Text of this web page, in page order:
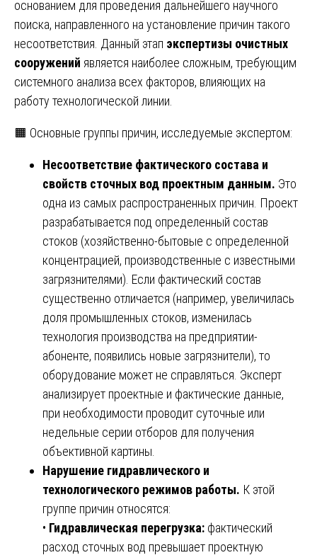
основанием для проведения дальнейшего научного
поиска, направленного на установление причин такого
несоответствия. Данный этап экспертизы очистных
сооружений является наиболее сложным, требующим
системного анализа всех факторов, влияющих на
работу технологической линии.
🟧 Основные группы причин, исследуемые экспертом:
Несоответствие фактического состава и
свойств сточных вод проектным данным. Это
одна из самых распространенных причин. Проект
разрабатывается под определенный состав
стоков (хозяйственно-бытовые с определенной
концентрацией, производственные с известными
загрязнителями). Если фактический состав
существенно отличается (например, увеличилась
доля промышленных стоков, изменилась
технология производства на предприятии-
абоненте, появились новые загрязнители), то
оборудование может не справляться. Эксперт
анализирует проектные и фактические данные,
при необходимости проводит суточные или
недельные серии отборов для получения
объективной картины.
Нарушение гидравлического и
технологического режимов работы. К этой
группе причин относятся:
• Гидравлическая перегрузка: фактический
расход сточных вод превышает проектную